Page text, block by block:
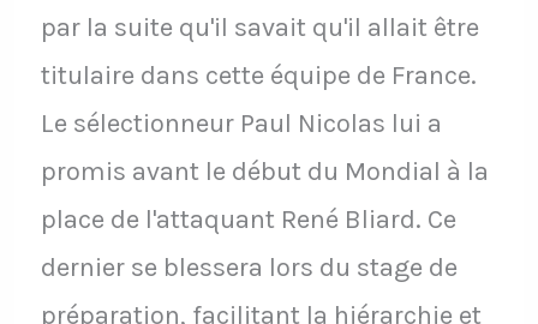
par la suite qu'il savait qu'il allait être
titulaire dans cette équipe de France.
Le sélectionneur Paul Nicolas lui a
promis avant le début du Mondial à la
place de l'attaquant René Bliard. Ce
dernier se blessera lors du stage de
préparation, facilitant la hiérarchie et